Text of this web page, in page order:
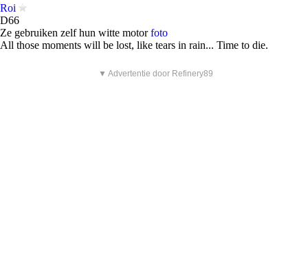
Roi
D66
Ze gebruiken zelf hun witte motorfoto
All those moments will be lost, like tears in rain... Time to die.
▼ Advertentie door Refinery89